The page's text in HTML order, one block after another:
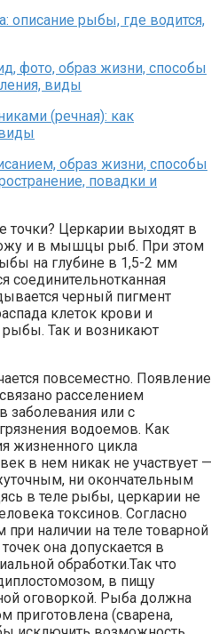
точки? Церкарии выходят в
и в мышцы рыб. При этом
на глубине в 1,5-2 мм
соединительнотканная
черный пигмент
клеток крови и
Так и возникают
повсеместно. Появление
расселением
заболевания или с
водоемов. Как
жизненного цикла
в нем никак не участвует —
ни окончательным
в теле рыбы, церкарии не
токсинов. Согласно
наличии на теле товарной
она допускается в
обработки.Так что
в пищу
оговоркой. Рыба должна
приготовлена (сварена,